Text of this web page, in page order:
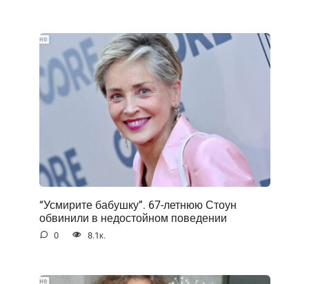
“Усмирите бабушку”. 67-летнюю Стоун
обвинили в недостойном поведении
0 8.1к.